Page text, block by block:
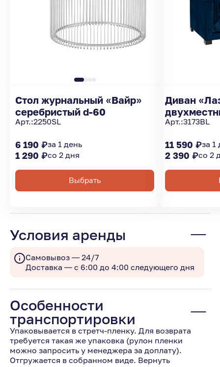
Стол журнальный «Вайр»
серебристый d-60
Арт.:2250SL
6 190 ₽за 1 день
1 290 ₽со 2 дня
Выбрать
Диван
Арт.:3173BL
11 590 ₽за 1
2 390 ₽со 2
Условия аренды
Самовывоз — 24/7
Доставка — с 6:00 до 4:00 следующего дня
Особенности
транспортировки
Упаковывается в стретч-пленку. Для возврата
требуется такая же упаковка (рулон пленки
можно запросить у менеджера за доплату).
Отгружается в собранном виде. Вернуть